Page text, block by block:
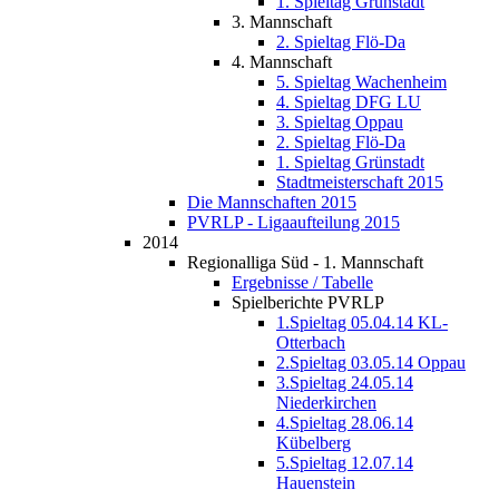
3. Mannschaft
2. Spieltag Flö-Da
4. Mannschaft
5. Spieltag Wachenheim
4. Spieltag DFG LU
3. Spieltag Oppau
2. Spieltag Flö-Da
1. Spieltag Grünstadt
Stadtmeisterschaft 2015
Die Mannschaften 2015
PVRLP - Ligaaufteilung 2015
2014
Regionalliga Süd - 1. Mannschaft
Ergebnisse / Tabelle
Spielberichte PVRLP
1.Spieltag 05.04.14 KL-
Otterbach
2.Spieltag 03.05.14 Oppau
3.Spieltag 24.05.14
Niederkirchen
4.Spieltag 28.06.14
Kübelberg
5.Spieltag 12.07.14
Hauenstein